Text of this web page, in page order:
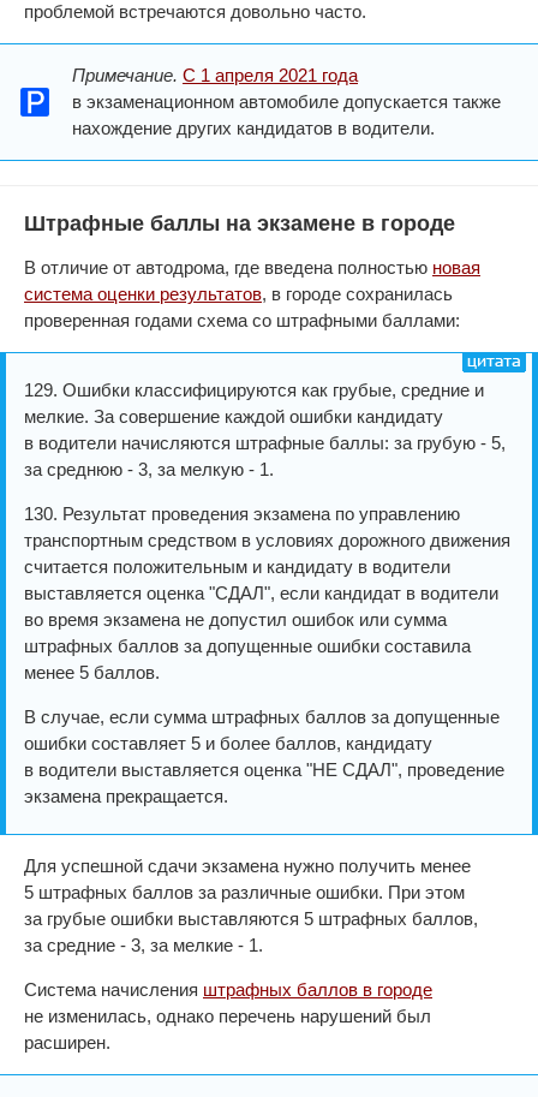
проблемой встречаются довольно часто.
Примечание. С 1 апреля 2021 года
в экзаменационном автомобиле допускается также
нахождение других кандидатов в водители.
Штрафные баллы на экзамене в городе
В отличие от автодрома, где введена полностью новая
система оценки результатов, в городе сохранилась
проверенная годами схема со штрафными баллами:
129. Ошибки классифицируются как грубые, средние и
мелкие. За совершение каждой ошибки кандидату
в водители начисляются штрафные баллы: за грубую - 5,
за среднюю - 3, за мелкую - 1.
130. Результат проведения экзамена по управлению
транспортным средством в условиях дорожного движения
считается положительным и кандидату в водители
выставляется оценка "СДАЛ", если кандидат в водители
во время экзамена не допустил ошибок или сумма
штрафных баллов за допущенные ошибки составила
менее 5 баллов.
В случае, если сумма штрафных баллов за допущенные
ошибки составляет 5 и более баллов, кандидату
в водители выставляется оценка "НЕ СДАЛ", проведение
экзамена прекращается.
Для успешной сдачи экзамена нужно получить менее
5 штрафных баллов за различные ошибки. При этом
за грубые ошибки выставляются 5 штрафных баллов,
за средние - 3, за мелкие - 1.
Система начисления штрафных баллов в городе
не изменилась, однако перечень нарушений был
расширен.